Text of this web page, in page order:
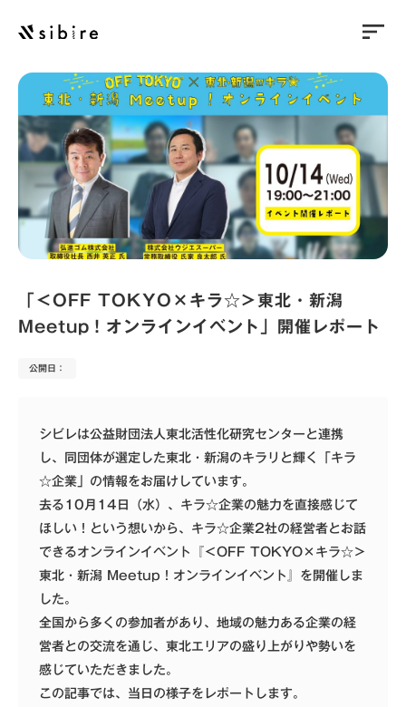
「＜OFF TOKYO×キラ☆＞東北・新潟
Meetup！オンラインイベント」開催レポート
公開日：
sort
シビレは公益財団法人東北活性化研究センターと連携
し、同団体が選定した東北・新潟のキラリと輝く「キラ
☆企業」の情報をお届けしています。
去る10月14日（水）、キラ☆企業の魅力を直接感じて
ほしい！という想いから、キラ☆企業2社の経営者とお話
できるオンラインイベント『＜OFF TOKYO×キラ☆＞
東北・新潟 Meetup！オンラインイベント』を開催しま
した。
全国から多くの参加者があり、地域の魅力ある企業の経
営者との交流を通じ、東北エリアの盛り上がりや勢いを
感じていただきました。
この記事では、当日の様子をレポートします。